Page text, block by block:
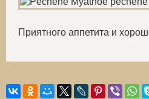
Приятного аппетита и